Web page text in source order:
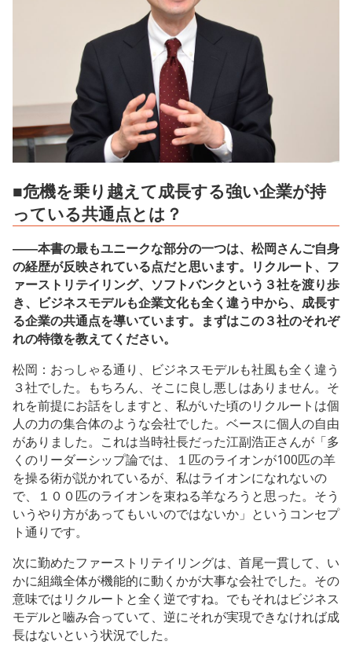
■危機を乗り越えて成長する強い企業が持
っている共通点とは？
――本書の最もユニークな部分の一つは、松岡さんご自身
の経歴が反映されている点だと思います。リクルート、フ
ァーストリテイリング、ソフトバンクという３社を渡り歩
き、ビジネスモデルも企業文化も全く違う中から、成長す
る企業の共通点を導いています。まずはこの３社のそれぞ
れの特徴を教えてください。
松岡：おっしゃる通り、ビジネスモデルも社風も全く違う
３社でした。もちろん、そこに良し悪しはありません。そ
れを前提にお話をしますと、私がいた頃のリクルートは個
人の力の集合体のような会社でした。ベースに個人の自由
がありました。これは当時社長だった江副浩正さんが「多
くのリーダーシップ論では、１匹のライオンが100匹の羊
を操る術が説かれているが、私はライオンになれないの
で、１００匹のライオンを束ねる羊なろうと思った。そう
いうやり方があってもいいのではないか」というコンセプ
ト通りです。
次に勤めたファーストリテイリングは、首尾一貫して、い
かに組織全体が機能的に動くかが大事な会社でした。その
意味ではリクルートと全く逆ですね。でもそれはビジネス
モデルと嚙み合っていて、逆にそれが実現できなければ成
長はないという状況でした。